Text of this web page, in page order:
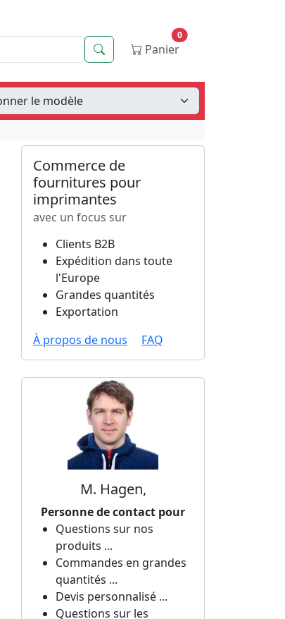
RecherchePanier
0
Commerce de
fournitures pour
imprimantes
avec un focus sur
Clients B2B
Expédition dans toute
l'Europe
Grandes quantités
Exportation
À propos de nous
FAQ
M. Hagen,
Personne de contact pour
Questions sur nos
produits ...
Commandes en grandes
quantités ...
Devis personnalisé ...
Questions sur les